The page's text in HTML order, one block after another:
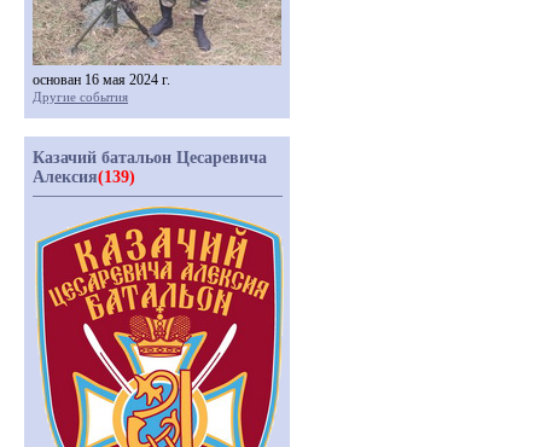
основан 16 мая 2024 г.
Другие события
Казачий батальон Цесаревича
Алексия(139)